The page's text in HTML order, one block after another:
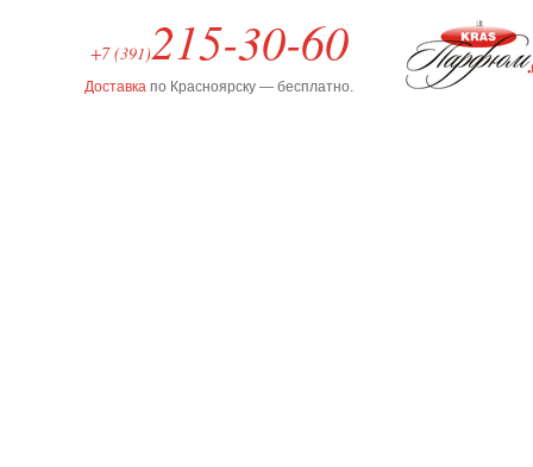
+7 (391)215-30-60
Доставка по Красноярску — бесплатно.